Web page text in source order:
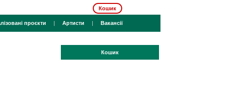
Кошик
проєкти | Артисти | Вакансії
Кошик